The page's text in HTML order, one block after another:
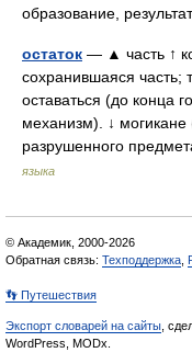
образование,
остаток — ▲ часть ↑
сохранившаяся часть;
оставаться (до конца
механизм). ↓ могикане
разрушенного
языка
© Академик, 2000-2026
Обратная связь: Техподдержка
👣 Путешествия
Экспорт словарей на сайты ,
WordPress, MODx.